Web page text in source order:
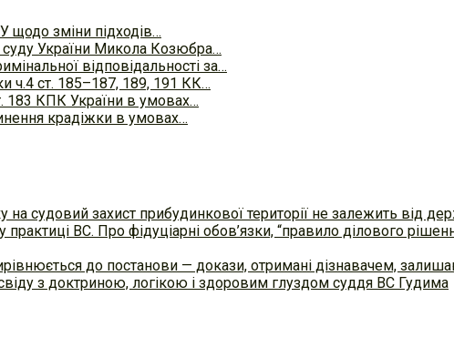
щодо зміни підходів…
суду України Микола Козюбра…
відповідальності за…
ч.4 ст. 185–187, 189, 191 КК…
183 КПК України в умовах…
крадіжки в умовах…
на судовий захист прибудинкової території не залежить від
ВC. Про фідуціарні обов’язки, “правило ділового
до постанови — докази, отримані дізнавачем,
з доктриною, логікою і здоровим глуздом суддя ВС Гудима